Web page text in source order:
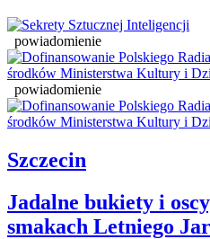
powiadomienie
powiadomienie
Szczecin
Jadalne bukiety i
smakach Letniego